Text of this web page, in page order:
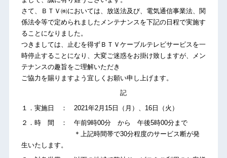
さて、ＢＴＶ㈱においては、放送法及び、電気通信事業法、関
係法令等で定められましたメンテナンスを下記の日程で実施す
ることになりました。
つきましては、止むを得ずＢＴＶケーブルテレビサービスを一
時停止することになり、大変ご迷惑をお掛け致しますが、メン
テナンスの趣旨をご理解いただき
ご協力を賜りますよう宜しくお願い申し上げます。
記
１．実施日 ： 2021年2月15日（月）、16日（火）
２．時 間 ： 午前9時00分 から 午後5時00分まで
＊上記時間帯で30分程度のサービス断が発
生いたします。